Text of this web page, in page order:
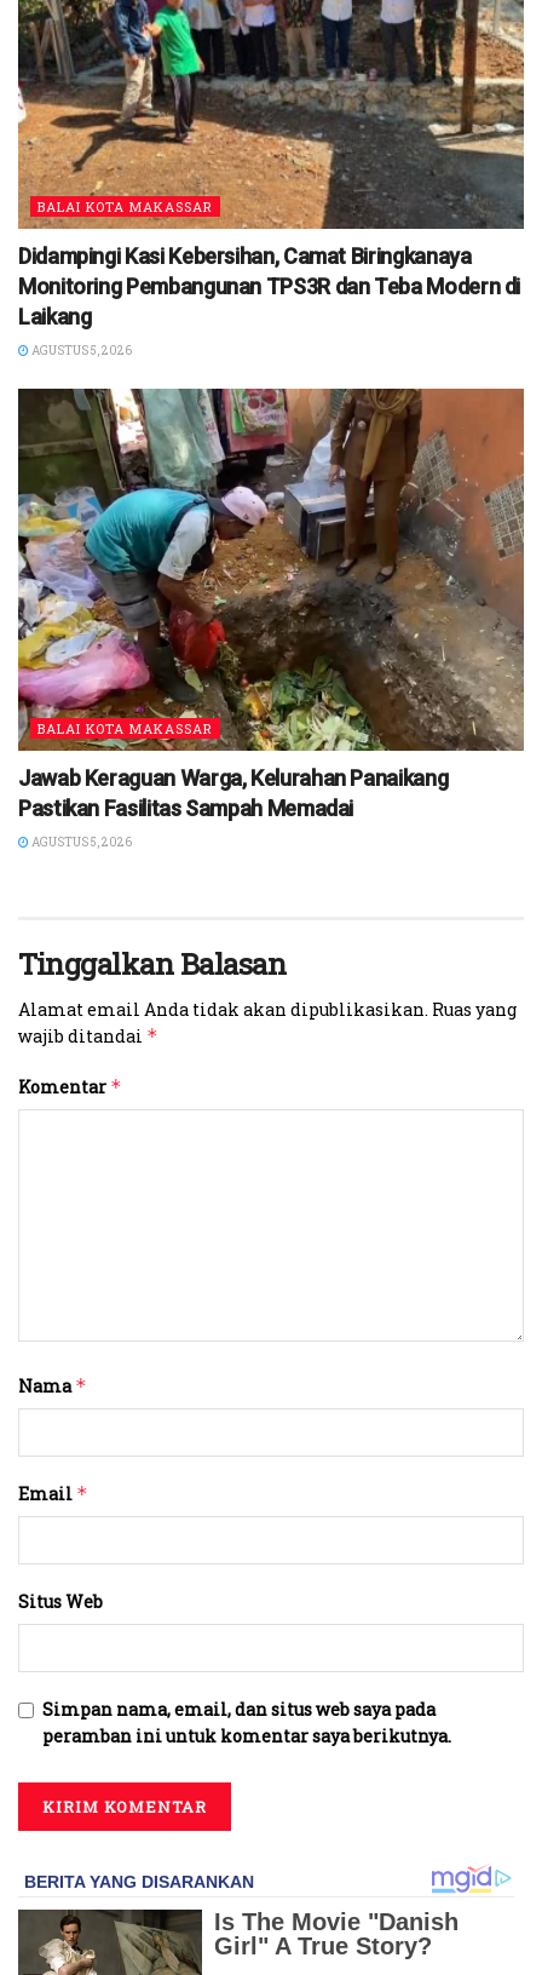
BALAI KOTA MAKASSAR
Didampingi Kasi Kebersihan, Camat Biringkanaya
Monitoring Pembangunan TPS3R dan Teba Modern di
Laikang
AGUSTUS 5, 2026
BALAI KOTA MAKASSAR
Jawab Keraguan Warga, Kelurahan Panaikang
Pastikan Fasilitas Sampah Memadai
AGUSTUS 5, 2026
Tinggalkan Balasan
Alamat email Anda tidak akan dipublikasikan. Ruas yang
wajib ditandai *
Komentar *
Nama*
Email *
Situs Web
Simpan nama, email, dan situs web saya pada
peramban ini untuk komentar saya berikutnya.